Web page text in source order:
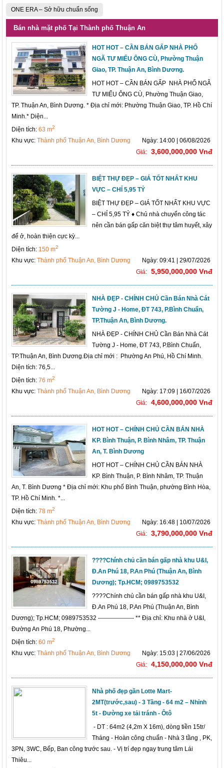
ONE ERA – Sở hữu chuẩn sống
Bán nhà mặt phố Tại Thành phố Thuận An
HOT HOT – CẦN BÁN GẤP NHÀ PHỐ
NGÃ TƯ MIẾU ÔNG CÙ, Phường Thuận
Giao, TP. Thuận An, Bình Dương.
HOT HOT – CẦN BÁN GẤP NHÀ PHỐ NGÃ
TƯ MIẾU ÔNG CÙ, Phường Thuận Giao,
TP. Thuận An, Bình Dương. * Địa chỉ mới: Phường Thuận Giao, TP. Hồ Chí
Minh.* Diện...
Diện tích:63 m2
Khu vực:Thành phố Thuận An, Bình Dương
Ngày: 14:00 | 06/08/2026
Giá: 3,600,000,000 Vnđ
BIỆT THỰ ĐẸP – GIÁ TỐT NHẤT KHU
VỰC – CHỈ 5,95 TỶ
BIỆT THỰ ĐẸP – GIÁ TỐT NHẤT KHU VỰC
– CHỈ 5,95 TỶ ♦ Chủ nhà chuyển công tác
nên cần bán gấp căn biệt thự tâm huyết, xây
để ở, hoàn thiện cực kỳ...
Diện tích: 150 m2
Khu vực:Thành phố Thuận An, Bình Dương
Ngày: 09:41 | 29/07/2026
Giá: 5,950,000,000 Vnđ
NHÀ ĐẸP - CHÍNH CHỦ Cần Bán Nhà Cát
Tường J - Home, ĐT 743, P.Bình Chuẩn,
TP.Thuận An, Bình Dương.
NHÀ ĐẸP - CHÍNH CHỦ Cần Bán Nhà Cát
Tường J - Home, ĐT 743, P.Bình Chuẩn,
TP.Thuận An, Bình Dương.Địa chỉ mới : Phường An Phú, Hồ Chí Minh.
Diện tích: 76,5...
Diện tích:76 m2
Khu vực:Thành phố Thuận An, Bình Dương
Ngày: 17:09 | 16/07/2026
Giá: 4,600,000,000 Vnđ
HOT HOT – CHÍNH CHỦ CẦN BÁN NHÀ
KP. Bình Thuận, P. Bình Nhâm, TP. Thuận
An, T. Bình Dương
HOT HOT – CHÍNH CHỦ CẦN BÁN NHÀ
KP. Bình Thuận, P. Bình Nhâm, TP. Thuận
An, T. Bình Dương * Địa chỉ mới: Khu phố Bình Thuận, phường Bình Hòa,
TP. Hồ Chí Minh. *...
Diện tích:78 m2
Khu vực:Thành phố Thuận An, Bình Dương
Ngày: 16:48 | 10/07/2026
Giá: 3,790,000,000 Vnđ
????Chính chủ cần bán gấp nhà khu U&I,
Đ.An Phú 18, P.An Phú (Thuận An, Bình
Dương); Tp.HCM; 0989753532
????Chính chủ cần bán gấp nhà khu U&I,
Đ.An Phú 18, P.An Phú (Thuận An, Bình
Dương); Tp.HCM; 0989753532 ------------------ ** Địa chỉ: Khu nhà ở U&I,
Đường An Phú 18, Phường...
Diện tích:60 m2
Khu vực:Thành phố Thuận An, Bình Dương
Ngày: 15:03 | 27/06/2026
Giá: 4,150,000,000 Vnđ
Nhà phố đẹp gần Lotte Mart-
2MT(trước,sau) - 3 Tầng - 64 m2 – Nhỉnh
5t - Đường xe tải tránh - Ôtô
- DT : 64m2 (4,2m X 16m), dòng tiền 15tr/
Tháng - Hoàn công chuẩn - Nhà 3 tầng , PK,
3PN, 3WC, Bếp, Ban công trước sau. - Vị trí đẹp ngay trung tâm Lái
Thiêu...